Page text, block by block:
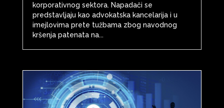
korporativnog sektora. Napadači se
predstavljaju kao advokatska kancelarija i u
imejlovima prete tužbama zbog navodnog
kršenja patenata na...